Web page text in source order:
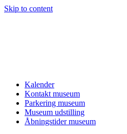
Skip to content
Kalender
Kontakt museum
Parkering museum
Museum udstilling
Åbningstider museum